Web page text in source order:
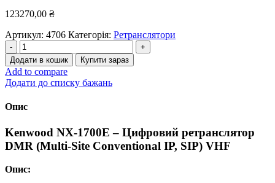
123270,00 ₴
Артикул: 4706 Категорія: Ретранслятори
Kenwood
NXR-
1700E
ретранслятор
у
DMR,
Site
Conventional
SIP,
Додати в кошик Купити зараз
Add to compare
Додати до списку бажань
Опис
Kenwood NX-1700E – Цифровий ретранслятор
DMR (Multi-Site Conventional IP, SIP) VHF
Опис: